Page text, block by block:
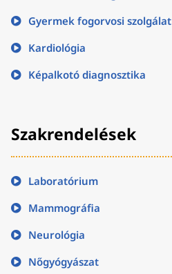
Gyermek fogorvosi szolgálat
Kardiológia
Képalkotó diagnosztika
Szakrendelések
Laboratórium
Mammográfia
Neurológia
Nőgyógyászat